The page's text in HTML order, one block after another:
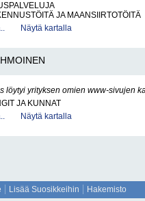
JA MAANSIIRTOTÖITÄ
Näytä kartalla
löytyi yrityksen omien www-sivujen
JA KUNNAT
Näytä kartalla
Lisää Suosikkeihin Hakemisto